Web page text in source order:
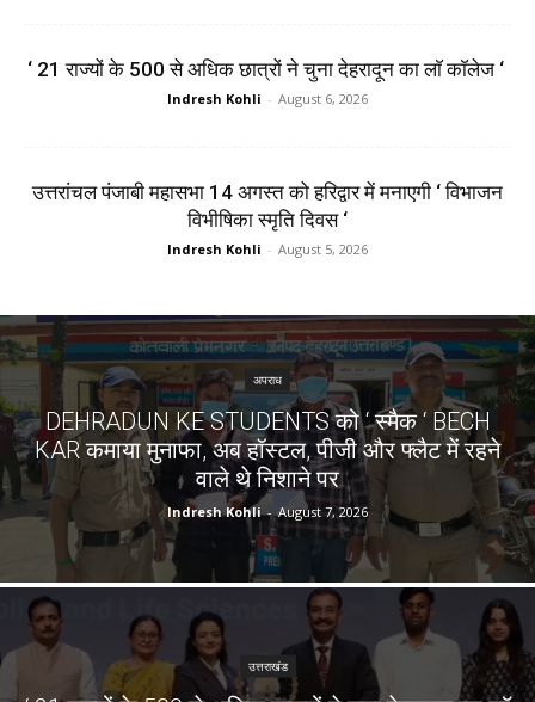
‘ 21 राज्यों के 500 से अधिक छात्रों ने चुना देहरादून का लाॅ काॅलेज ‘
Indresh Kohli - August 6, 2026
उत्तरांचल पंजाबी महासभा 14 अगस्त को हरिद्वार में मनाएगी ‘ विभाजन
विभीषिका स्मृति दिवस ‘
Indresh Kohli - August 5, 2026
अपराध
DEHRADUN KE STUDENTS को ‘ स्मैक ‘ BECH
KAR कमाया मुनाफा, अब हॉस्टल, पीजी और फ्लैट में रहने
वाले थे निशाने पर
Indresh Kohli - August 7, 2026
उत्तराखंड